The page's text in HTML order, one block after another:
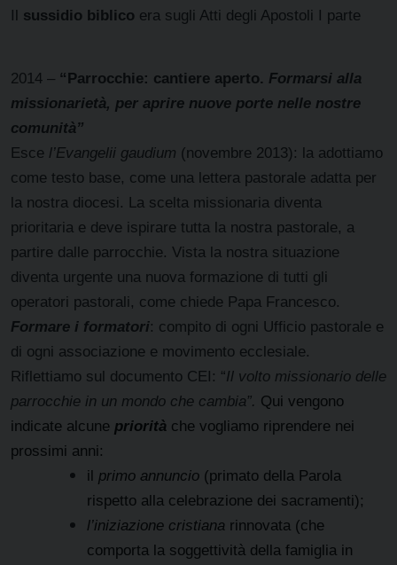
Il sussidio biblico era sugli Atti degli Apostoli I parte
2014 – “Parrocchie: cantiere aperto. Formarsi alla
missionarietà, per aprire nuove porte nelle nostre
comunità”
Esce l’Evangelii gaudium (novembre 2013): la adottiamo
come testo base, come una lettera pastorale adatta per
la nostra diocesi. La scelta missionaria diventa
prioritaria e deve ispirare tutta la nostra pastorale, a
partire dalle parrocchie. Vista la nostra situazione
diventa urgente una nuova formazione di tutti gli
operatori pastorali, come chiede Papa Francesco.
Formare i formatori: compito di ogni Ufficio pastorale e
di ogni associazione e movimento ecclesiale.
Riflettiamo sul documento CEI: “Il volto missionario delle
parrocchie in un mondo che cambia”. Qui vengono
indicate alcune priorità che vogliamo riprendere nei
prossimi anni:
il primo annuncio (primato della Parola
rispetto alla celebrazione dei sacramenti);
l’iniziazione cristiana rinnovata (che
comporta la soggettività della famiglia in